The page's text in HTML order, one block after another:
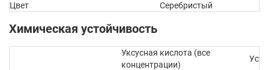
Цвет
Серебристый
Химическая устойчивость
Уксусная кислота (все
концентрации)